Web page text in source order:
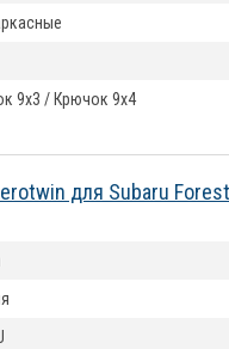
9x3 / Крючок 9x4
для Subaru